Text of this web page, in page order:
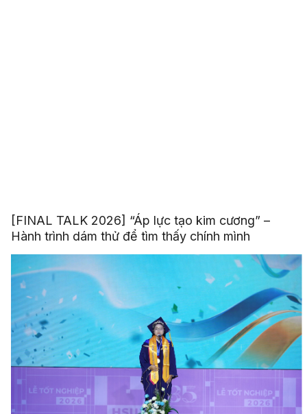
[FINAL TALK 2026] “Áp lực tạo kim cương” –
Hành trình dám thử để tìm thấy chính mình